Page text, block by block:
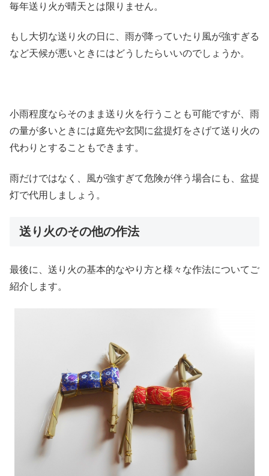
毎年送り火が晴天とは限りません。
もし大切な送り火の日に、雨が降っていたり風が強すぎる
など天候が悪いときにはどうしたらいいのでしょうか。
小雨程度ならそのまま送り火を行うことも可能ですが、雨
の量が多いときには庭先や玄関に盆提灯をさげて送り火の
代わりとすることもできます。
雨だけではなく、風が強すぎて危険が伴う場合にも、盆提
灯で代用しましょう。
送り火のその他の作法
最後に、送り火の基本的なやり方と様々な作法についてご
紹介します。